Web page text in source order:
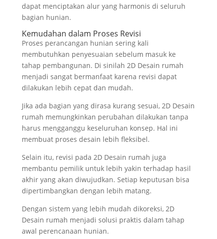
dapat menciptakan alur yang harmonis di seluruh
bagian hunian.
Kemudahan dalam Proses Revisi
Proses perancangan hunian sering kali
membutuhkan penyesuaian sebelum masuk ke
tahap pembangunan. Di sinilah 2D Desain rumah
menjadi sangat bermanfaat karena revisi dapat
dilakukan lebih cepat dan mudah.
Jika ada bagian yang dirasa kurang sesuai, 2D Desain
rumah memungkinkan perubahan dilakukan tanpa
harus mengganggu keseluruhan konsep. Hal ini
membuat proses desain lebih fleksibel.
Selain itu, revisi pada 2D Desain rumah juga
membantu pemilik untuk lebih yakin terhadap hasil
akhir yang akan diwujudkan. Setiap keputusan bisa
dipertimbangkan dengan lebih matang.
Dengan sistem yang lebih mudah dikoreksi, 2D
Desain rumah menjadi solusi praktis dalam tahap
awal perencanaan hunian.